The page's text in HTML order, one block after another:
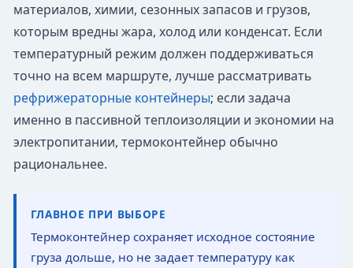
материалов, химии, сезонных запасов и грузов,
которым вредны жара, холод или конденсат. Если
температурный режим должен поддерживаться
точно на всем маршруте, лучше рассматривать
рефрижераторные контейнеры; если задача
именно в пассивной теплоизоляции и экономии на
электропитании, термоконтейнер обычно
рациональнее.
ГЛАВНОЕ ПРИ ВЫБОРЕ
Термоконтейнер сохраняет исходное состояние
груза дольше, но не задает температуру как